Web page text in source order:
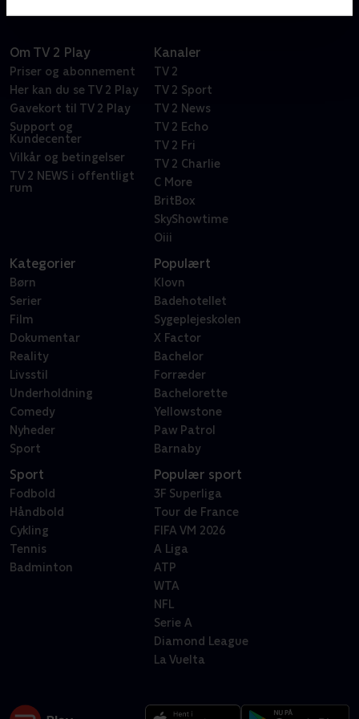
Om TV 2 Play
Priser og abonnement
Her kan du se TV 2 Play
Gavekort til TV 2 Play
Support og
Kundecenter
Vilkår og betingelser
TV 2 NEWS i offentligt
rum
Kanaler
TV 2
TV 2 Sport
TV 2 News
TV 2 Echo
TV 2 Fri
TV 2 Charlie
C More
BritBox
SkyShowtime
Oiii
Kategorier
Børn
Serier
Film
Dokumentar
Reality
Livsstil
Underholdning
Comedy
Nyheder
Sport
Populært
Klovn
Badehotellet
Sygeplejeskolen
X Factor
Bachelor
Forræder
Bachelorette
Yellowstone
Paw Patrol
Barnaby
Sport
Fodbold
Håndbold
Cykling
Tennis
Badminton
Populær sport
3F Superliga
Tour de France
FIFA VM 2026
A Liga
ATP
WTA
NFL
Serie A
Diamond League
La Vuelta